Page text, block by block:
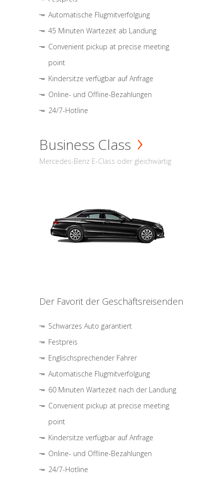
Automatische Flugmitverfolgung
45 Minuten Wartezeit ab Landung
Convenient pickup at precise meeting
point
Kindersitze verfügbar auf Anfrage
Online- und Offline-Bezahlungen
24/7-Hotline
Business Class
Mercedes-Benz E-Class oder gleichwärtig
Der Favorit der Geschäftsreisenden
Schwarzes Auto garantiert
Festpreis
Englischsprechender Fahrer
Automatische Flugmitverfolgung
60 Minuten Wartezeit nach der Landung
Convenient pickup at precise meeting
point
Kindersitze verfügbar auf Anfrage
Online- und Offline-Bezahlungen
24/7-Hotline